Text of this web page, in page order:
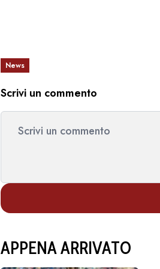
News
Scrivi un commento
APPENA ARRIVATO